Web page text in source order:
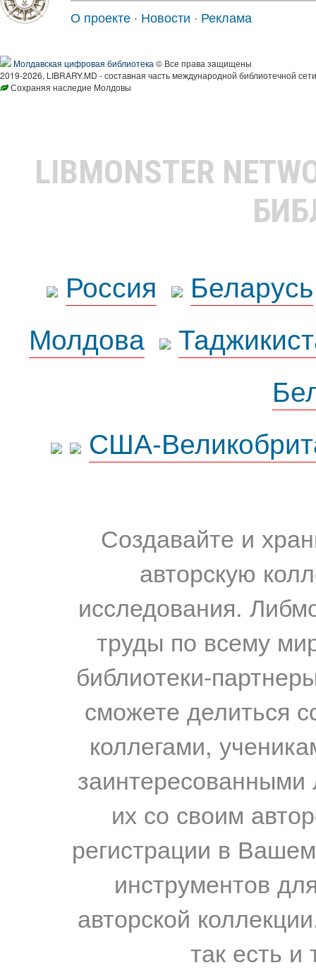
О проекте · Новости · Реклама
Молдавская цифровая библиотека © Все права защищены
2019-2026, LIBRARY.MD - составная часть международной библиотечной
Сохраняя наследие Молдовы
LIBMONSTER
Россия
Беларусь
Молдова
США-
Создавайте и
авторскую
исследования.
труды по всему
библиотеки-
сможете делиться
коллегами,
их со своим
регистрации в
инструментов
авторской
так есть и